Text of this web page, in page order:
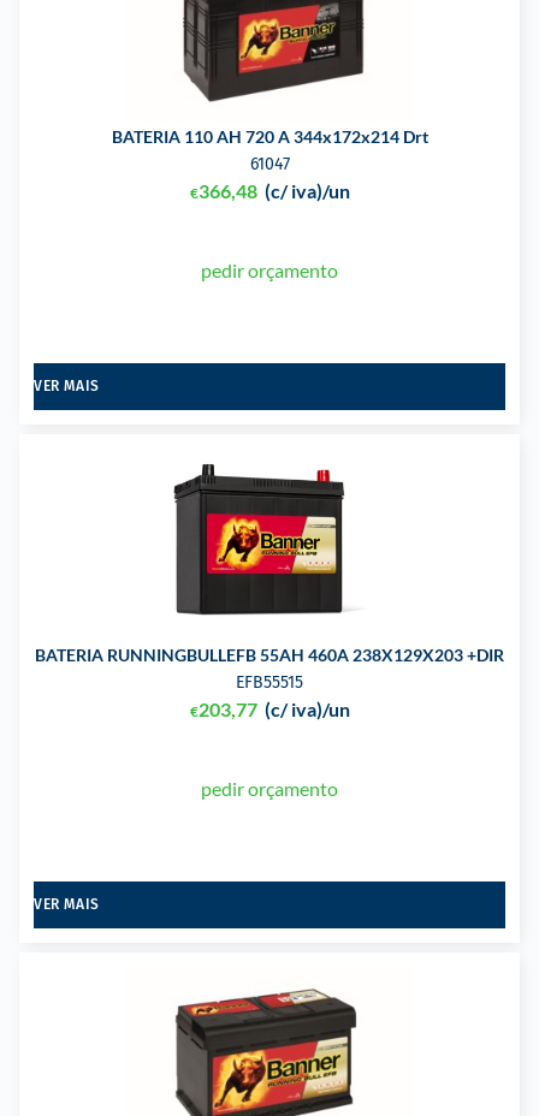
BATERIA 110 AH 720 A 344x172x214 Drt
61047
€366,48 (c/ iva)/un
pedir orçamento
VER MAIS
BATERIA RUNNINGBULLEFB 55AH 460A 238X129X203 +DIR
EFB55515
€203,77 (c/ iva)/un
pedir orçamento
VER MAIS